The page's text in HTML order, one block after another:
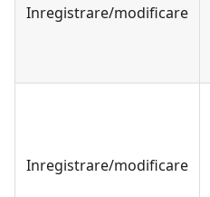
Inregistrare/modificare
Inregistrare/modificare